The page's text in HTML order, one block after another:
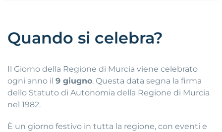
Quando si celebra?
Il Giorno della Regione di Murcia viene celebrato
ogni anno il 9 giugno. Questa data segna la firma
dello Statuto di Autonomia della Regione di Murcia
nel 1982.
È un giorno festivo in tutta la regione, con eventi e